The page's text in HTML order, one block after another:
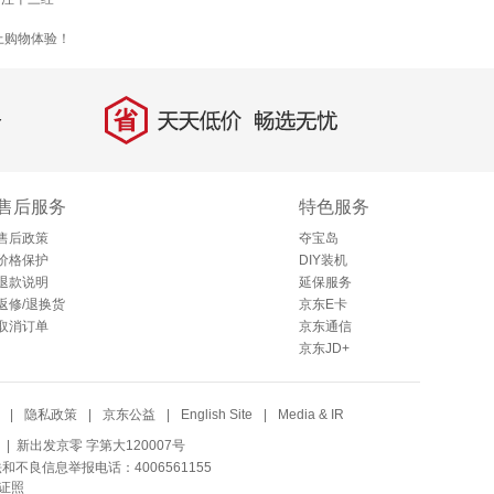
物体验！
省 天天低价，畅选无忧
后服务
后政策
格保护
款说明
修/退换货
消订单
特色服务
夺宝岛
DIY装机
延保服务
京东E卡
京东通信
京东JD+
隐私政策 京东公益 English Site Media & IR
| 新出发京零 字第大120007号
不良信息举报电话：4006561155
照